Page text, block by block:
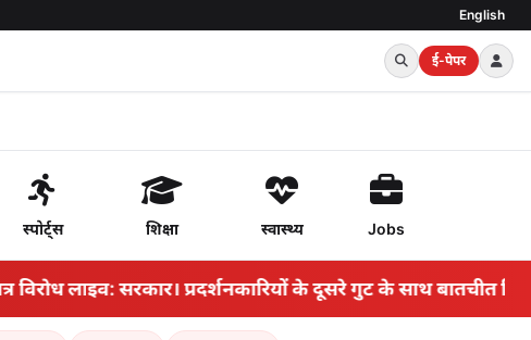
English
ई-पेपर
स्पोर्ट्स शिक्षा स्वास्थ्य Jobs
लाइव: सरकार। प्रदर्शनकारियों के दूसरे गुट के साथ बातचीत बिना